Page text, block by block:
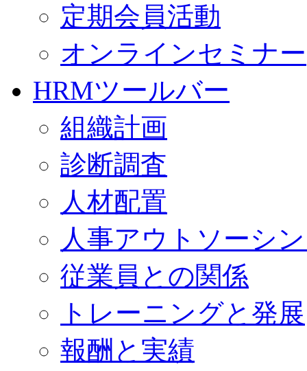
定期会員活動
オンラインセミナー
HRMツールバー
組織計画
診断調査
人材配置
人事アウトソーシ
従業員との関係
トレーニングと発展
報酬と実績